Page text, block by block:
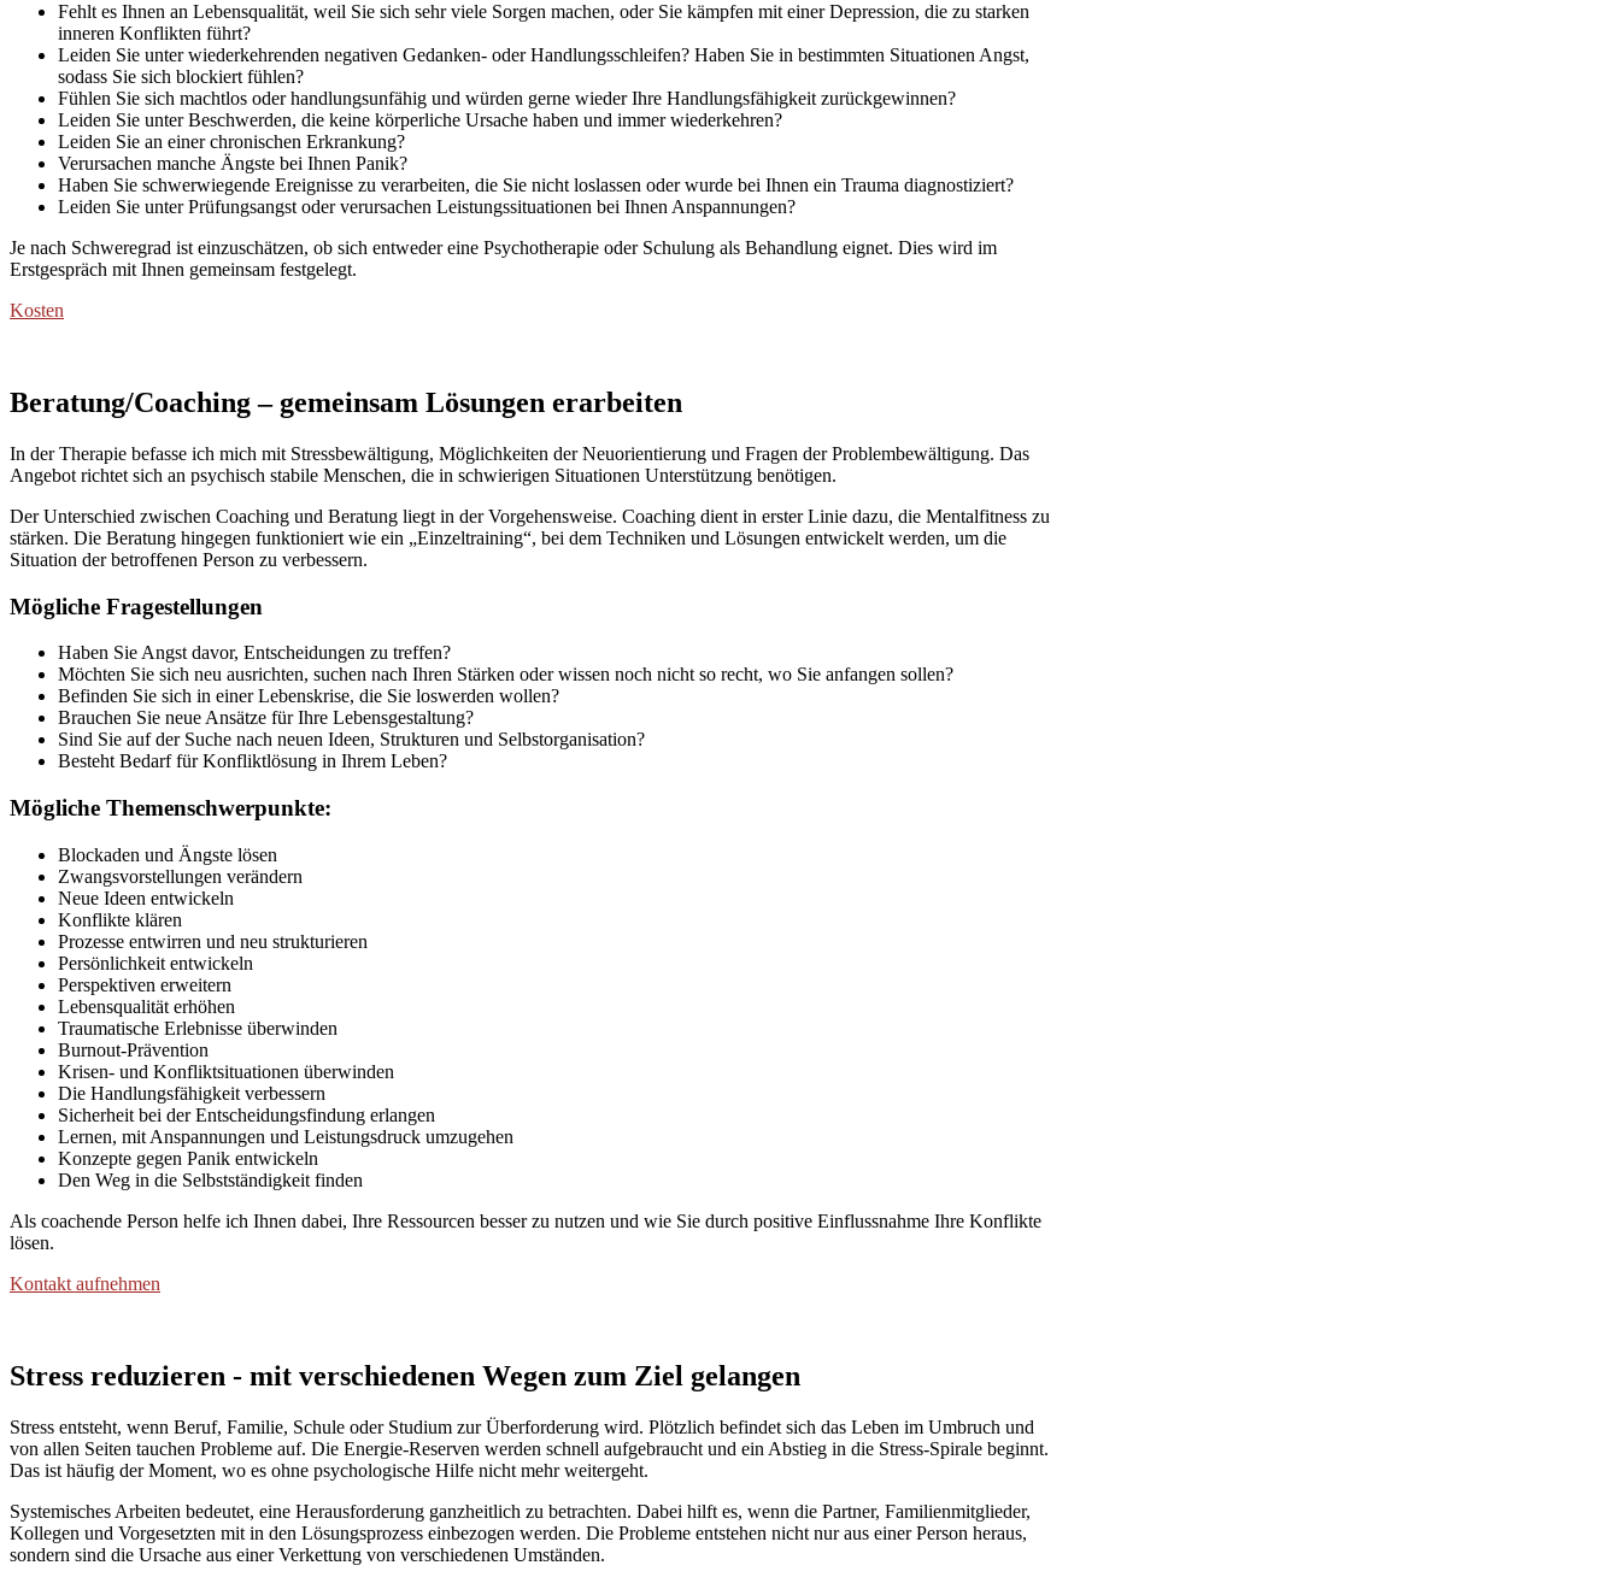
Fehlt es Ihnen an Lebensqualität, weil Sie sich sehr viele Sorgen machen, oder Sie kämpfen mit einer Depression, die zu starken
inneren Konflikten führt?
Leiden Sie unter wiederkehrenden negativen Gedanken- oder Handlungsschleifen? Haben Sie in bestimmten Situationen Angst,
sodass Sie sich blockiert fühlen?
Fühlen Sie sich machtlos oder handlungsunfähig und würden gerne wieder Ihre Handlungsfähigkeit zurückgewinnen?
Leiden Sie unter Beschwerden, die keine körperliche Ursache haben und immer wiederkehren?
Leiden Sie an einer chronischen Erkrankung?
Verursachen manche Ängste bei Ihnen Panik?
Haben Sie schwerwiegende Ereignisse zu verarbeiten, die Sie nicht loslassen oder wurde bei Ihnen ein Trauma diagnostiziert?
Leiden Sie unter Prüfungsangst oder verursachen Leistungssituationen bei Ihnen Anspannungen?
Je nach Schweregrad ist einzuschätzen, ob sich entweder eine Psychotherapie oder Schulung als Behandlung eignet. Dies wird im
Erstgespräch mit Ihnen gemeinsam festgelegt.
Kosten
Beratung/Coaching – gemeinsam Lösungen erarbeiten
In der Therapie befasse ich mich mit Stressbewältigung, Möglichkeiten der Neuorientierung und Fragen der Problembewältigung. Das
Angebot richtet sich an psychisch stabile Menschen, die in schwierigen Situationen Unterstützung benötigen.
Der Unterschied zwischen Coaching und Beratung liegt in der Vorgehensweise. Coaching dient in erster Linie dazu, die Mentalfitness zu
stärken. Die Beratung hingegen funktioniert wie ein „Einzeltraining“, bei dem Techniken und Lösungen entwickelt werden, um die
Situation der betroffenen Person zu verbessern.
Mögliche Fragestellungen
Haben Sie Angst davor, Entscheidungen zu treffen?
Möchten Sie sich neu ausrichten, suchen nach Ihren Stärken oder wissen noch nicht so recht, wo Sie anfangen sollen?
Befinden Sie sich in einer Lebenskrise, die Sie loswerden wollen?
Brauchen Sie neue Ansätze für Ihre Lebensgestaltung?
Sind Sie auf der Suche nach neuen Ideen, Strukturen und Selbstorganisation?
Besteht Bedarf für Konfliktlösung in Ihrem Leben?
Mögliche Themenschwerpunkte:
Blockaden und Ängste lösen
Zwangsvorstellungen verändern
Neue Ideen entwickeln
Konflikte klären
Prozesse entwirren und neu strukturieren
Persönlichkeit entwickeln
Perspektiven erweitern
Lebensqualität erhöhen
Traumatische Erlebnisse überwinden
Burnout-Prävention
Krisen- und Konfliktsituationen überwinden
Die Handlungsfähigkeit verbessern
Sicherheit bei der Entscheidungsfindung erlangen
Lernen, mit Anspannungen und Leistungsdruck umzugehen
Konzepte gegen Panik entwickeln
Den Weg in die Selbstständigkeit finden
Als coachende Person helfe ich Ihnen dabei, Ihre Ressourcen besser zu nutzen und wie Sie durch positive Einflussnahme Ihre Konflikte
lösen.
Kontakt aufnehmen
Stress reduzieren - mit verschiedenen Wegen zum Ziel gelangen
Stress entsteht, wenn Beruf, Familie, Schule oder Studium zur Überforderung wird. Plötzlich befindet sich das Leben im Umbruch und
von allen Seiten tauchen Probleme auf. Die Energie-Reserven werden schnell aufgebraucht und ein Abstieg in die Stress-Spirale beginnt.
Das ist häufig der Moment, wo es ohne psychologische Hilfe nicht mehr weitergeht.
Systemisches Arbeiten bedeutet, eine Herausforderung ganzheitlich zu betrachten. Dabei hilft es, wenn die Partner, Familienmitglieder,
Kollegen und Vorgesetzten mit in den Lösungsprozess einbezogen werden. Die Probleme entstehen nicht nur aus einer Person heraus,
sondern sind die Ursache aus einer Verkettung von verschiedenen Umständen.